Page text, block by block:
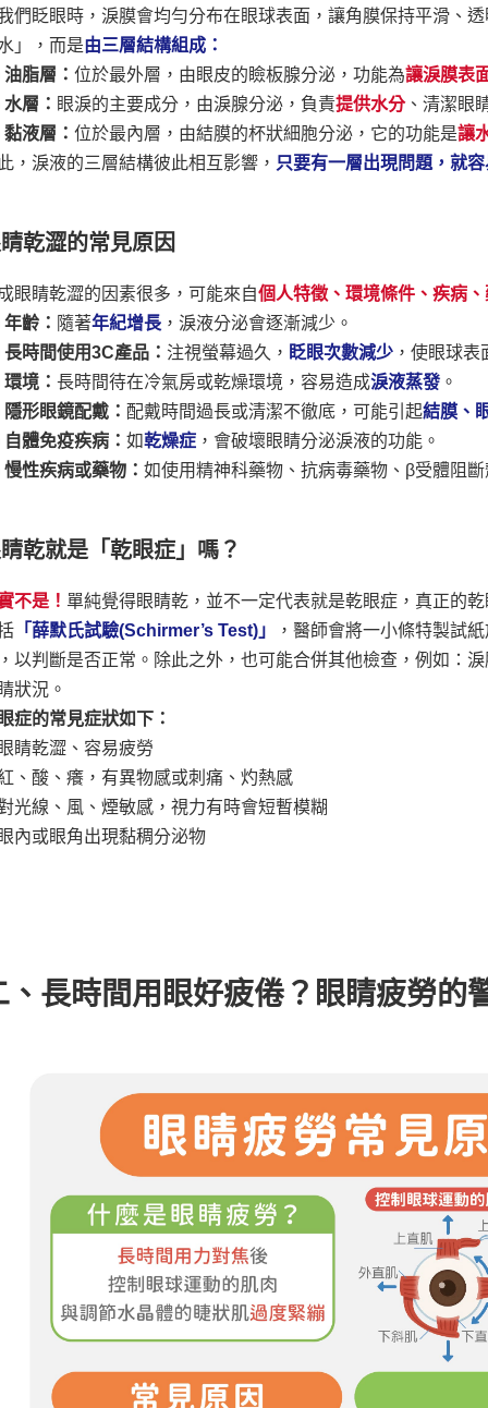
們眨眼時，淚膜會均勻分布在眼球表面，讓角膜保持平滑、
水」，而是由三層結構組成：
油脂層： 位於最外層，由眼皮的瞼板腺分泌，功能為讓淚膜表
層： 眼淚的主要成分，由淚腺分泌，負責提供水分、清潔眼
黏液層： 位於最內層，由結膜的杯狀細胞分泌，它的功能是讓
，淚液的三層結構彼此相互影響， 只要有一層出現問題，就
乾澀的常見原因
眼睛乾澀的因素很多，可能來自個人特徵、環境條件、疾病
齡： 隨著年紀增長，淚液分泌會逐漸減少。
長時間使用3C產品： 注視螢幕過久， 眨眼次數減少，使眼球表
境： 長時間待在冷氣房或乾燥環境，容易造成淚液蒸發。
隱形眼鏡配戴： 配戴時間過長或清潔不徹底，可能引起結膜、
自體免疫疾病： 如乾燥症，會破壞眼睛分泌淚液的功能。
慢性疾病或藥物： 如使用精神科藥物、抗病毒藥物、β受體阻
乾就是「乾眼症」嗎？
不是！ 單純覺得眼睛乾，並不一定代表就是乾眼症，真正的乾
「薛默氏試驗(Schirmer’s Test)」
，醫師會將一小條特製試
以判斷是否正常。除此之外，也可能合併其他檢查，例如：
狀況。
症的常見症狀如下：
睛乾澀、容易疲勞
、酸、癢，有異物感或刺痛、灼熱感
光線、風、煙敏感，視力有時會短暫模糊
內或眼角出現黏稠分泌物
、長時間用眼好疲倦？眼睛疲勞的